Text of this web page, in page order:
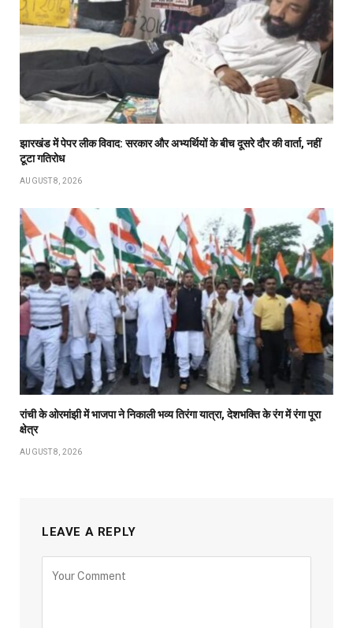
झारखंड में पेपर लीक विवाद: सरकार और अभ्यर्थियों के बीच दूसरे दौर की वार्ता, नहीं
टूटा गतिरोध
AUGUST 8, 2026
रांची के ओरमांझी में भाजपा ने निकाली भव्य तिरंगा यात्रा, देशभक्ति के रंग में रंगा पूरा
क्षेत्र
AUGUST 8, 2026
LEAVE A REPLY